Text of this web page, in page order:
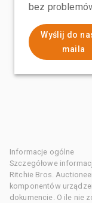
bez
Wyślij do
maila
Informacje ogólne
Szczegółowe
Ritchie Bros.
komponentów
dokumencie. O ile nie